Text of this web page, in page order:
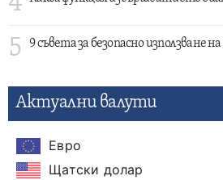
5 9 съвета за безопасно използване
Актуални валути
Евро
Щатски долар